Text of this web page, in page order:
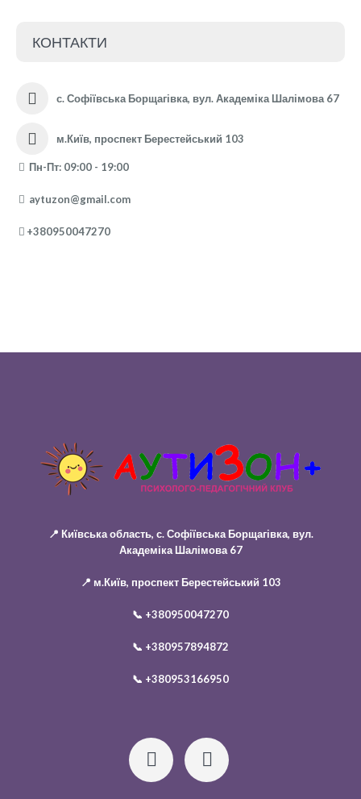
КОНТАКТИ
с. Софіївська Борщагівка, вул. Академіка Шалімова 67
м.Київ, проспект Берестейський 103
Пн-Пт: 09:00 - 19:00
aytuzon@gmail.com
+380950047270
📍 Київська область, с. Софіївська Борщагівка, вул.
Академіка Шалімова 67
📍 м.Київ, проспект Берестейський 103
📞 +380950047270
📞 +380957894872
📞 +380953166950